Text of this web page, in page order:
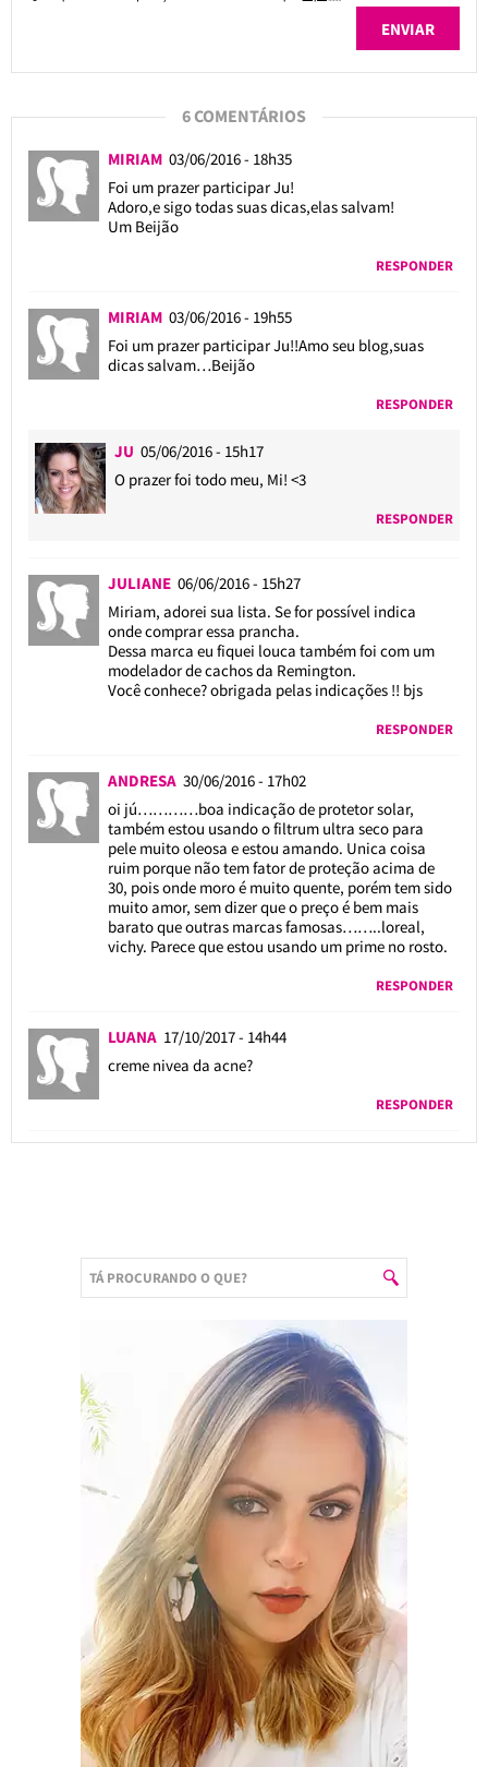
6 COMENTÁRIOS
MIRIAM 03/06/2016 - 18h35
Foi um prazer participar Ju!
Adoro,e sigo todas suas dicas,elas salvam!
Um Beijão
RESPONDER
MIRIAM 03/06/2016 - 19h55
Foi um prazer participar Ju!!Amo seu blog,suas
dicas salvam…Beijão
RESPONDER
JU 05/06/2016 - 15h17
O prazer foi todo meu, Mi! <3
RESPONDER
JULIANE 06/06/2016 - 15h27
Miriam, adorei sua lista. Se for possível indica
onde comprar essa prancha.
Dessa marca eu fiquei louca também foi com um
modelador de cachos da Remington.
Você conhece? obrigada pelas indicações !! bjs
RESPONDER
ANDRESA 30/06/2016 - 17h02
oi jú…………boa indicação de protetor solar,
também estou usando o filtrum ultra seco para
pele muito oleosa e estou amando. Unica coisa
ruim porque não tem fator de proteção acima de
30, pois onde moro é muito quente, porém tem sido
muito amor, sem dizer que o preço é bem mais
barato que outras marcas famosas……..loreal,
vichy. Parece que estou usando um prime no rosto.
RESPONDER
LUANA 17/10/2017 - 14h44
creme nivea da acne?
RESPONDER